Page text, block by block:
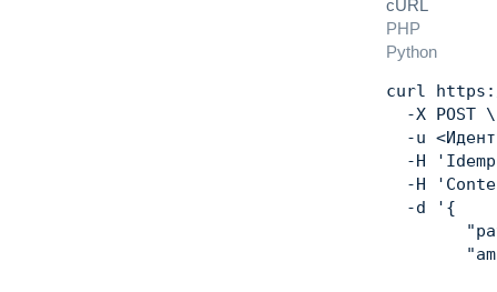
cURL
PHP
Python
curl
  -X POST
\
  -u
<
  -H
  -H
  -d
'{